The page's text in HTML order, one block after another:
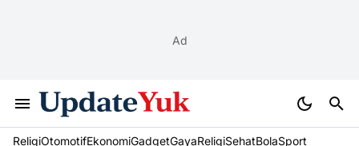
Ad
ReligiOtomotifEkonomiGadgetGayaReligiSehatBolaSport